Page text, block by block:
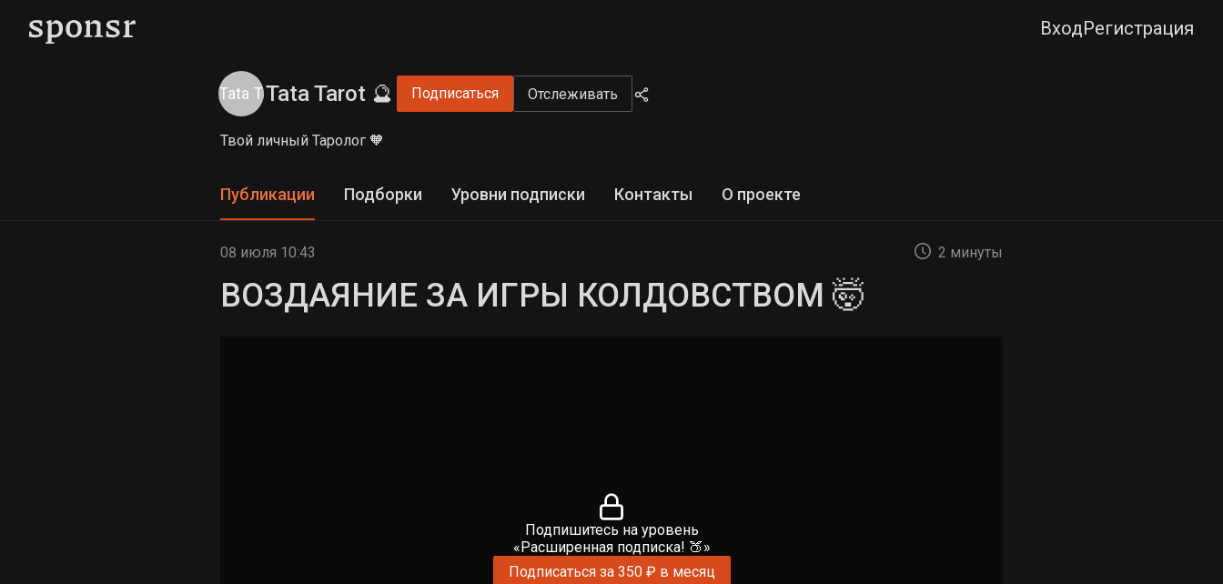
ВходРегистрация
Tata Tarot 🔮 Подписаться Отслеживать
Твой личный Таролог 🧡
Публикации Подборки Уровни подписки Контакты О проекте
08 июля 10:43 2 минуты
ВОЗДАЯНИЕ ЗА ИГРЫ КОЛДОВСТВОМ 🤯
Подпишитесь на уровень
«Расширенная подписка! 🍑»
Подписаться за 350 ₽ в месяц